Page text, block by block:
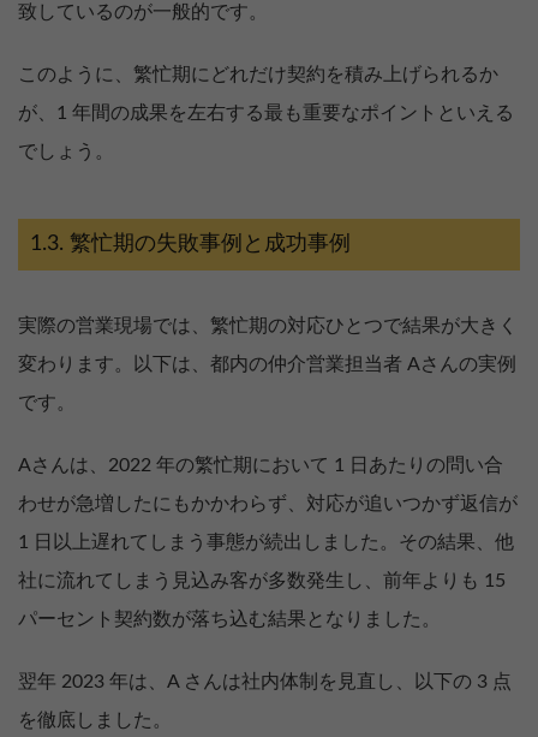
致しているのが一般的です。
このように、繁忙期にどれだけ契約を積み上げられるか
が、1 年間の成果を左右する最も重要なポイントといえる
でしょう。
繁忙期の失敗事例と成功事例
実際の営業現場では、繁忙期の対応ひとつで結果が大きく
変わります。以下は、都内の仲介営業担当者 Aさんの実例
です。
Aさんは、2022 年の繁忙期において 1 日あたりの問い合
わせが急増したにもかかわらず、対応が追いつかず返信が
1 日以上遅れてしまう事態が続出しました。その結果、他
社に流れてしまう見込み客が多数発生し、前年よりも 15
パーセント契約数が落ち込む結果となりました。
翌年 2023 年は、A さんは社内体制を見直し、以下の 3 点
を徹底しました。